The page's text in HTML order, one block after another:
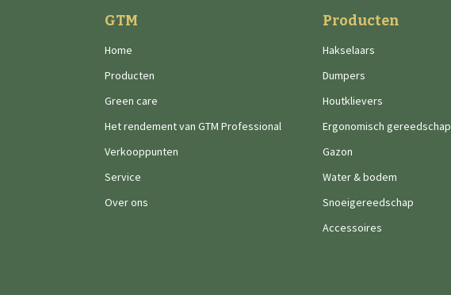
GTM
Home
Producten
Green care
Het rendement van GTM Professional
Verkooppunten
Service
Over ons
Producten
Hakselaars
Dumpers
Houtklievers
Ergonomisch gereedschap
Gazon
Water & bodem
Snoeigereedschap
Accessoires